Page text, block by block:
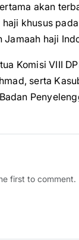
akan
khusus
haji
Komisi VIII
serta
first to comment.